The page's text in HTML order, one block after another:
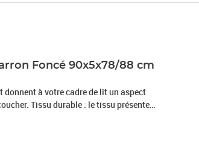
Foncé 90x5x78/88 cm
donnent à votre cadre de lit un aspect
Tissu durable : le tissu présente
durable.Des pieds robustes et stables :